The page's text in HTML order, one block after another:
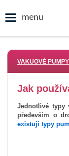
menu
VAKUOVÉ
Jak
Jednotlivé typy
především o
existují typy